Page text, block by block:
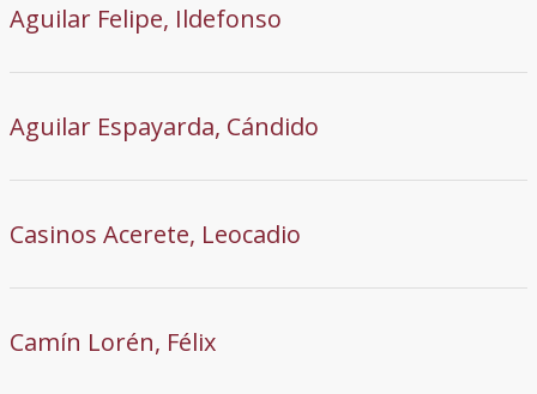
Aguilar Felipe, Ildefonso
Aguilar Espayarda, Cándido
Casinos Acerete, Leocadio
Camín Lorén, Félix